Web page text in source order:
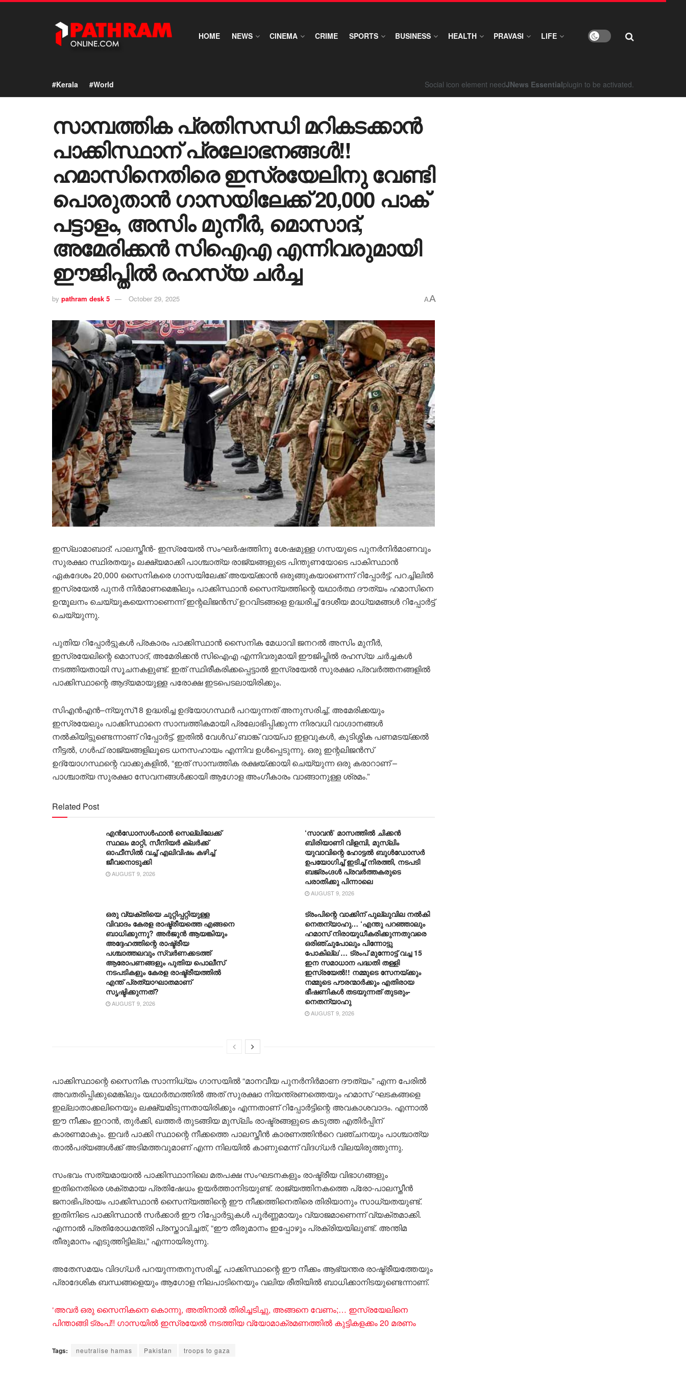
HOME NEWS CINEMA CRIME SPORTS BUSINESS HEALTH PRAVASI LIFE
#Kerala #World Social icon element needJNews Essentialplugin to be activated.
സാമ്പത്തിക പ്രതിസന്ധി മറികടക്കാൻ
പാക്കിസ്ഥാന് പ്രലോഭനങ്ങൾ!!
ഹമാസിനെതിരെ ഇസ്രയേലിനു വേണ്ടി
പൊരുതാൻ ഗാസയിലേക്ക് 20,000 പാക്
പട്ടാളം, അസിം മുനീർ, മൊസാദ്,
അമേരിക്കൻ സിഐഎ എന്നിവരുമായി
ഈജിപ്തിൽ രഹസ്യ ചർച്ച
by pathram desk 5 October 29, 2025 AA
ഇസ്ലാമാബാദ്: പാലസ്തീൻ- ഇസ്രയേൽ സംഘർഷത്തിനു ശേഷമുള്ള ഗസയുടെ പുനർനിർമാണവും
സുരക്ഷാ സ്ഥിരതയും ലക്ഷ്യമാക്കി പാശ്ചാത്യ രാജ്യങ്ങളുടെ പിന്തുണയോടെ പാകിസ്ഥാൻ
ഏകദേശം 20,000 സൈനികരെ ഗാസയിലേക്ക് അയയ്ക്കാൻ ഒരുങ്ങുകയാണെന്ന് റിപ്പോർട്ട്. പറച്ചിലിൽ
ഇസ്രയേൽ പുനർ നിർമാണമെങ്കിലും പാക്കിസ്ഥാൻ സൈന്യത്തിന്റെ യഥാർത്ഥ ദൗത്യം ഹമാസിനെ
ഉന്മൂലനം ചെയ്യുകയെന്നാണെന്ന് ഇന്റലിജൻസ് ഉറവിടങ്ങളെ ഉദ്ധരിച്ച് ദേശീയ മാധ്യമങ്ങൾ റിപ്പോർട്ട്
ചെയ്യുന്നു.
പുതിയ റിപ്പോർട്ടുകൾ പ്രകാരം പാക്കിസ്ഥാൻ സൈനിക മേധാവി ജനറൽ അസിം മുനീർ,
ഇസ്രയേലിന്റെ മൊസാദ്, അമേരിക്കൻ സിഐഎ എന്നിവരുമായി ഈജിപ്തിൽ രഹസ്യ ചർച്ചകൾ
നടത്തിയതായി സൂചനകളുണ്ട്. ഇത് സ്ഥിരീകരിക്കപ്പെട്ടാൽ ഇസ്രയേൽ സുരക്ഷാ പ്രവർത്തനങ്ങളിൽ
പാക്കിസ്ഥാന്റെ ആദ്യമായുള്ള പരോക്ഷ ഇടപെടലായിരിക്കും.
സിഎൻഎൻ–ന്യൂസ്18 ഉദ്ധരിച്ച ഉദ്യോഗസ്ഥർ പറയുന്നത് അനുസരിച്ച്, അമേരിക്കയും
ഇസ്രയേലും പാക്കിസ്ഥാനെ സാമ്പത്തികമായി പ്രലോഭിപ്പിക്കുന്ന നിരവധി വാഗ്ദാനങ്ങൾ
നൽകിയിട്ടുണ്ടെന്നാണ് റിപ്പോർട്ട്. ഇതിൽ വേൾഡ് ബാങ്ക് വായ്പാ ഇളവുകൾ, കുടിശ്ശിക പണമടയ്ക്കൽ
നീട്ടൽ, ഗൾഫ് രാജ്യങ്ങളിലൂടെ ധനസഹായം എന്നിവ ഉൾപ്പെടുന്നു. ഒരു ഇന്റലിജൻസ്
ഉദ്യോഗസ്ഥന്റെ വാക്കുകളിൽ, “ഇത് സാമ്പത്തിക രക്ഷയ്ക്കായി ചെയ്യുന്ന ഒരു കരാറാണ് –
പാശ്ചാത്യ സുരക്ഷാ സേവനങ്ങൾക്കായി ആഗോള അംഗീകാരം വാങ്ങാനുള്ള ശ്രമം.”
Related Post
എൻഡോസൾഫാൻ സെല്ലിലേക്ക്
സ്ഥലം മാറ്റി, സീനിയർ ക്ലർക്ക്
ഓഫീസിൽ വച്ച് എലിവിഷം കഴിച്ച്
ജീവനൊടുക്കി
AUGUST 9, 2026
‘സാവന്‍’ മാസത്തില്‍ ചിക്കന്‍
ബിരിയാണി വിളമ്പി, മുസ്ലിം
യുവാവിന്റെ ഹോട്ടല്‍ ബുൾഡോസർ
ഉപയോഗിച്ച് ഇടിച്ച് നിരത്തി, നടപടി
ബജ്‌രംഗ്ദള്‍ പ്രവര്‍ത്തകരുടെ
പരാതിക്കു പിന്നാലെ
AUGUST 9, 2026
ഒരു വ്യക്തിയെ ചുറ്റിപ്പറ്റിയുള്ള
വിവാദം കേരള രാഷ്ട്രീയത്തെ എങ്ങനെ
ബാധിക്കുന്നു? അർജുൻ ആയങ്കിയും
അദ്ദേഹത്തിന്റെ രാഷ്ട്രീയ
പശ്ചാത്തലവും സ്വർണക്കടത്ത്
ആരോപണങ്ങളും പുതിയ പൊലീസ്
നടപടികളും കേരള രാഷ്ട്രീയത്തിൽ
എന്ത് പ്രത്യാഘാതമാണ്
സൃഷ്ടിക്കുന്നത്?
AUGUST 9, 2026
ട്രംപിന്റെ വാക്കിന് പുല്ലുവില നൽകി
നെതന്യാഹു… ‘എന്തു പറഞ്ഞാലും
ഹമാസ് നിരായുധീകരിക്കുന്നതുവരെ
ഒരിഞ്ചുപോലും പിന്നോട്ടു
പോകില്ല’… ട്രംപ് മുന്നോ‌ട്ട് വച്ച 15
ഇന സമാധാന പദ്ധതി തള്ളി
ഇസ്രയേൽ!! നമ്മുടെ സേനയ്ക്കും
നമ്മുടെ പൗരന്മാർക്കും എതിരായ
ഭീഷണികൾ തടയുന്നത് തുടരും-
നെതന്യാഹു
AUGUST 9, 2026
പാക്കിസ്ഥാന്റെ സൈനിക സാന്നിധ്യം ഗാസയിൽ “മാനവീയ പുനർനിർമാണ ദൗത്യം” എന്ന പേരിൽ
അവതരിപ്പിക്കുമെങ്കിലും യഥാർത്ഥത്തിൽ അത് സുരക്ഷാ നിയന്ത്രണത്തെയും ഹമാസ് ഘടകങ്ങളെ
ഇല്ലാതാക്കലിനെയും ലക്ഷ്യമിടുന്നതായിരിക്കും എന്നതാണ് റിപ്പോർട്ടിന്റെ അവകാശവാദം. എന്നാൽ
ഈ നീക്കം ഇറാൻ, തുർക്കി, ഖത്തർ തുടങ്ങിയ മുസ്ലിം രാഷ്ട്രങ്ങളുടെ കടുത്ത എതിർപ്പിന്
കാരണമാകും. ഇവർ പാക്കി സ്ഥാന്റെ നീക്കത്തെ പാലസ്തീൻ കാരണത്തിൻറെ വഞ്ചനയും പാശ്ചാത്യ
താൽപര്യങ്ങൾക്ക് അടിമത്തവുമാണ് എന്ന നിലയിൽ കാണുമെന്ന് വിദഗ്ധർ വിലയിരുത്തുന്നു.
സംഭവം സത്യമായാൽ പാക്കിസ്ഥാനിലെ മതപക്ഷ സംഘടനകളും രാഷ്ട്രീയ വിഭാഗങ്ങളും
ഇതിനെതിരെ ശക്തമായ പ്രതിഷേധം ഉയർത്താനിടയുണ്ട്. രാജ്യത്തിനകത്തെ പ്രോ-പാലസ്തീൻ
ജനാഭിപ്രായം പാക്കിസ്ഥാൻ സൈന്യത്തിന്റെ ഈ നീക്കത്തിനെതിരെ തിരിയാനും സാധ്യതയുണ്ട്.
ഇതിനിടെ പാക്കിസ്ഥാൻ സർക്കാർ ഈ റിപ്പോർട്ടുകൾ പൂർണ്ണമായും വ്യാജമാണെന്ന് വ്യക്തമാക്കി.
എന്നാൽ പ്രതിരോധമന്ത്രി പ്രസ്താവിച്ചത്, “ഈ തീരുമാനം ഇപ്പോഴും പ്രക്രിയയിലുണ്ട്. അന്തിമ
തീരുമാനം എടുത്തിട്ടില്ല,” എന്നായിരുന്നു.
അതേസമയം വിദഗ്ധർ പറയുന്നതനുസരിച്ച്, പാക്കിസ്ഥാന്റെ ഈ നീക്കം ആഭ്യന്തര രാഷ്ട്രീയത്തേയും
പ്രാദേശിക ബന്ധങ്ങളെയും ആഗോള നിലപാടിനെയും വലിയ രീതിയിൽ ബാധിക്കാനിടയുണ്ടെന്നാണ്.
‘അവർ ഒരു സൈനികനെ കൊന്നു, അതിനാൽ തിരിച്ചടിച്ചു, അങ്ങനെ വേണം;… ഇസ്രയേലിനെ
പിന്താങ്ങി ട്രംപ്!! ​ഗാസയിൽ ഇസ്രയേൽ നടത്തിയ വ്യോമാക്രമണത്തിൽ കുട്ടികളക്കം 20 മരണം
Tags: neutralise hamas Pakistan troops to gaza